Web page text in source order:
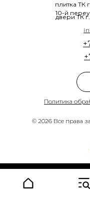
© 2026 Все права
Политика
плитка ТК
10-й
двери ТК
Made